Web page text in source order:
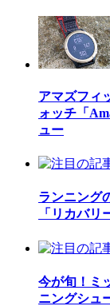
アマズフィ
ォッチ「
ュー
ランニング
「リカバリ
今が旬！ミ
ニングシュ